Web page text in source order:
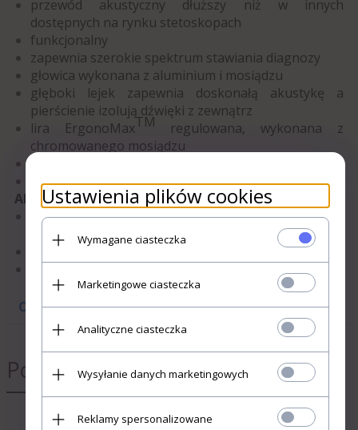
PROFESJONALNYM Zawartość
wykonujących zawody medyczne
lub zajmujących się używaniem
bądź obrotem wyrobami
medycznymi w ramach czynności
zawodowych.
przewód akustyczny dłuższy niż w innych
dostępnych na rynku stetoskopach
funkcjonalny
zapewnia szerokie spektrum stawiania diagnozy
głowica wykonana z aluminium i mosiądzu
głęboki lejek zapewnia doskonałą akustykę a
pierścienie izolują dźwięki z zewnątrz
lira ErgonoMaxTM regulowana, wykonana z
chromowanego mosiądzu
dożywotnia gwarancja!
Akcesoria:
2 pary zapasowych miękkich oliwek MDF
ComfortSeal
,
ultra-delikatna membrana,
OPINIE KLIENTÓW
Polecamy
Ustawienia plików cookies
Wymagane ciasteczka
Marketingowe ciasteczka
Analityczne ciasteczka
Wysyłanie danych marketingowych
Reklamy spersonalizowane